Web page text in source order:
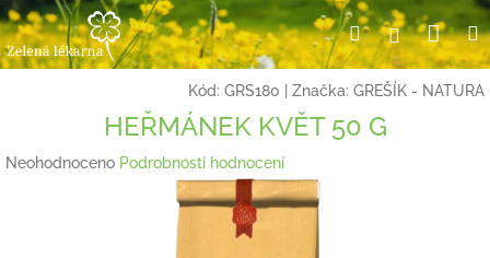
Přejít
na
obsah
HledatPřihlášení
Kód: GRS180 Značka: GREŠÍK - NATURA
HEŘMÁNEK KVĚT 50 G
Průměrné
Neohodnoceno Podrobnosti hodnocení